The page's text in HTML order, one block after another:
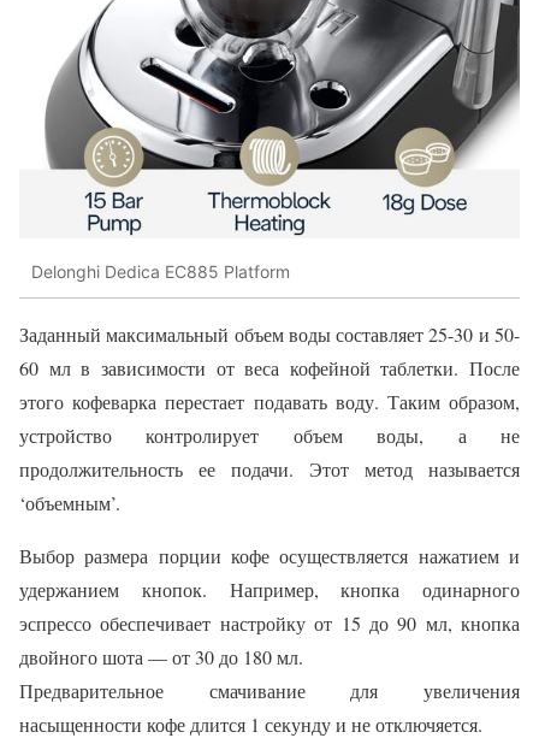
Delonghi Dedica EC885 Platform
Заданный максимальный объем воды составляет 25-30 и 50-
60 мл в зависимости от веса кофейной таблетки. После
этого кофеварка перестает подавать воду. Таким образом,
устройство контролирует объем воды, а не
продолжительность ее подачи. Этот метод называется
‘объемным’.
Выбор размера порции кофе осуществляется нажатием и
удержанием кнопок. Например, кнопка одинарного
эспрессо обеспечивает настройку от 15 до 90 мл, кнопка
двойного шота — от 30 до 180 мл.
Предварительное смачивание для увеличения
насыщенности кофе длится 1 секунду и не отключяется.